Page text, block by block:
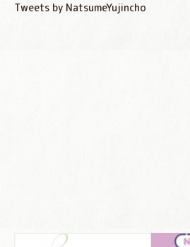
Tweets by NatsumeYujincho